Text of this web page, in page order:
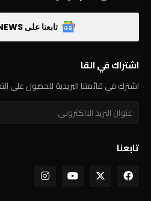
تابعنا على GOOGLE NEWS
اشتراك في القا
اشترك في قائمتنا البريدية للحصول على
تابعنا